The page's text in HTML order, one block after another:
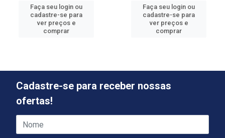
Faça seu login ou
cadastre-se para
ver preços e
comprar
Faça seu login ou
cadastre-se para
ver preços e
comprar
Cadastre-se para receber nossas
ofertas!